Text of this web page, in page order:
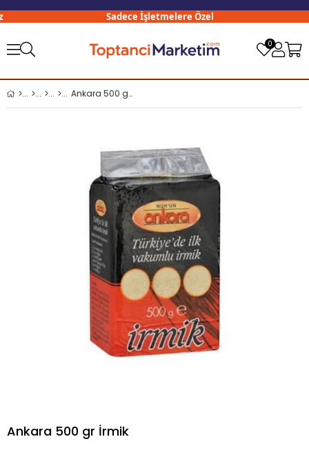
Sadece İşletmelere Özel
0
Ankara 500 gr İrmik
Ankara 500 gr İrmik